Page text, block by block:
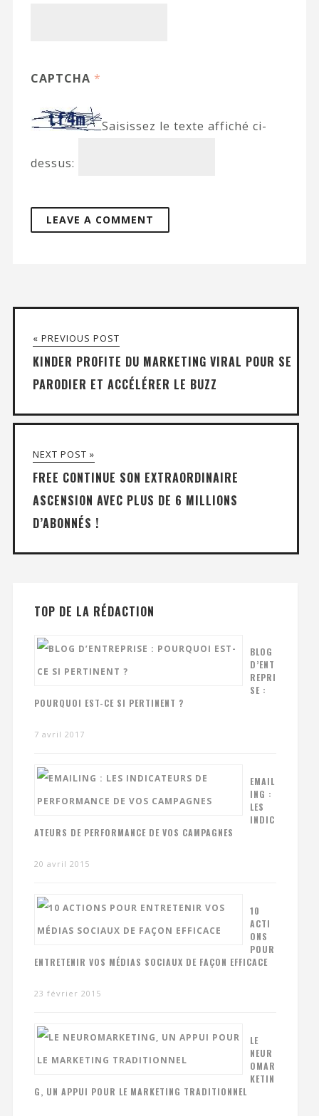
CAPTCHA *
Saisissez le texte affiché ci-
dessus:
« PREVIOUS POST
KINDER PROFITE DU MARKETING VIRAL POUR SE
PARODIER ET ACCÉLÉRER LE BUZZ
NEXT POST »
FREE CONTINUE SON EXTRAORDINAIRE
ASCENSION AVEC PLUS DE 6 MILLIONS
D’ABONNÉS !
TOP DE LA RÉDACTION
BLOG
D’ENT
REPRI
SE :
POURQUOI EST-CE SI PERTINENT ?
7 avril 2017
EMAIL
ING :
LES
INDIC
ATEURS DE PERFORMANCE DE VOS CAMPAGNES
20 avril 2015
10
ACTI
ONS
POUR
ENTRETENIR VOS MÉDIAS SOCIAUX DE FAÇON EFFICACE
23 février 2015
LE
NEUR
OMAR
KETIN
G, UN APPUI POUR LE MARKETING TRADITIONNEL